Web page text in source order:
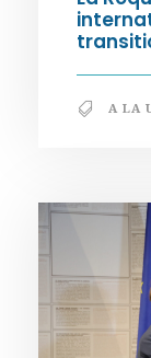
A LA